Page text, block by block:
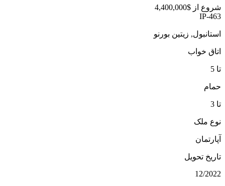
شروع از $4,400,000
IP-463
استانبول, زیتین بورنو
اتاق خواب
تا 5
حمام
تا 3
نوع ملک
آپارتمان
تاریخ تحویل
12/2022